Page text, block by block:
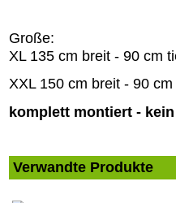
Große:
XL 135 cm breit - 90 cm
XXL 150 cm breit - 90
komplett montiert -
Verwandte Produkte